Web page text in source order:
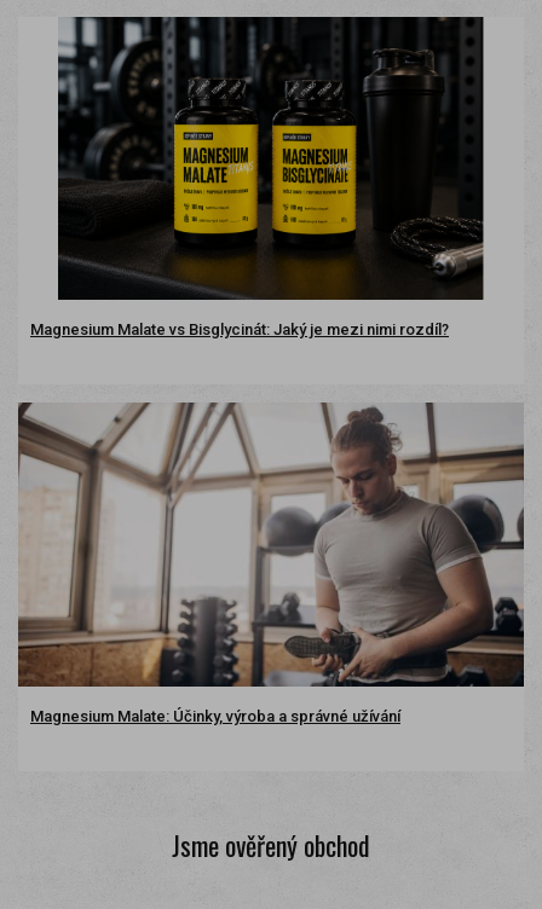
Magnesium Malate vs Bisglycinát: Jaký je mezi nimi rozdíl?
Magnesium Malate: Účinky, výroba a správné užívání
Jsme ověřený obchod